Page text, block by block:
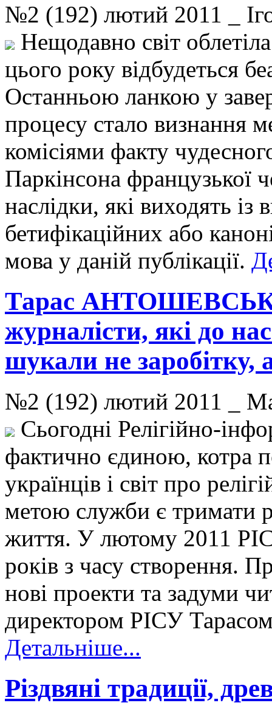
№2 (192) лютий 2011 _
Нещодавно світ
цього року відбудеться
Останньою ланкою у
процесу стало визнання
комісіями факту
Паркінсона
наслідки, які виходять
бетифікаційних або
мова у даній публікації.
Тарас
журналісти, які до
шукали не заробітку,
№2 (192) лютий 2011 _
Сьогодні Релігійно-
фактично єдиною, котра
українців і світ про
метою служби є тримати
життя. У лютому 2011
років з часу створення.
нові проекти та задуми
директором РІСУ
Детальніше...
Різдвяні традиції,